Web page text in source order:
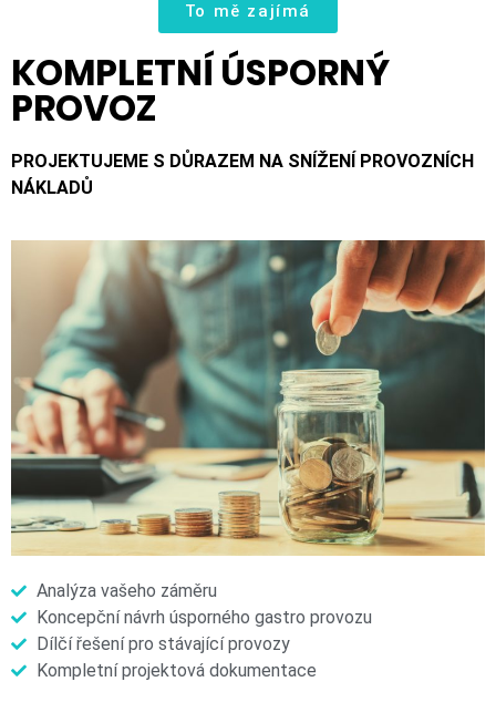
To mě zajímá
KOMPLETNÍ ÚSPORNÝ
PROVOZ
PROJEKTUJEME S DŮRAZEM NA SNÍŽENÍ PROVOZNÍCH
NÁKLADŮ
Analýza vašeho záměru
Koncepční návrh úsporného gastro provozu
Dílčí řešení pro stávající provozy
Kompletní projektová dokumentace